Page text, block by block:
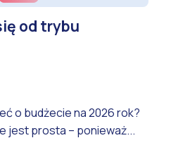
od trybu
o budżecie na 2026 rok?
jest prosta – ponieważ...